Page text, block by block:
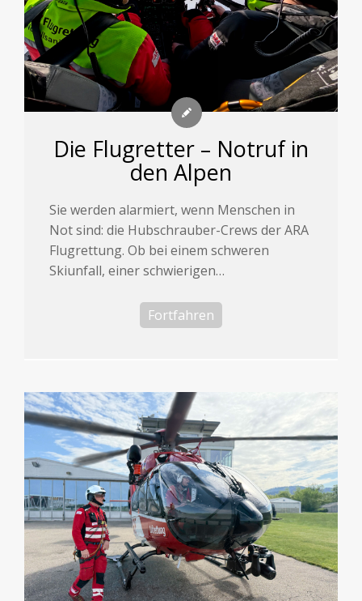
Die Flugretter – Notruf in
den Alpen
Sie werden alarmiert, wenn Menschen in
Not sind: die Hubschrauber-Crews der ARA
Flugrettung. Ob bei einem schweren
Skiunfall, einer schwierigen…
Fortfahren